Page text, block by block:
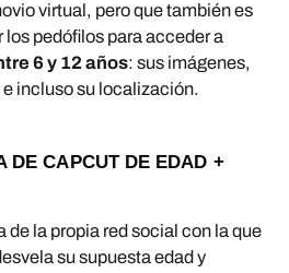
virtual, pero que también es
los pedófilos para acceder a
6 y 12 años: sus imágenes,
incluso su localización.
DE CAPCUT DE EDAD +
de la propia red social con la que
su supuesta edad y